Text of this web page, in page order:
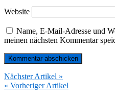
Website
Name, E-Mail-Adresse und
meinen nächsten Kommentar
Nächster Artikel »
« Vorheriger Artikel